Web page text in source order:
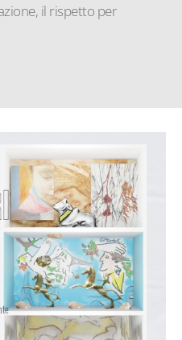
il rispetto per